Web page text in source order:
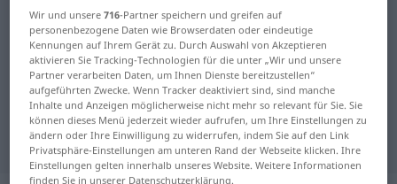
Deutsch-Kroatisch Übersetzung für
"Kohlenstoff"
"Kohlenstoff" Kroatisch
Übersetzung
Wir und unsere716-Partner speichern und greifen auf
personenbezogene Daten wie Browserdaten oder eindeutige
Kennungen auf Ihrem Gerät zu. Durch Auswahl von Akzeptieren
aktivieren Sie Tracking-Technologien für die unter „Wir und unsere
Partner verarbeiten Daten, um Ihnen Dienste bereitzustellen“
aufgeführten Zwecke. Wenn Tracker deaktiviert sind, sind manche
Inhalte und Anzeigen möglicherweise nicht mehr so relevant für Sie. Sie
können dieses Menü jederzeit wieder aufrufen, um Ihre Einstellungen zu
ändern oder Ihre Einwilligung zu widerrufen, indem Sie auf den Link
Privatsphäre-Einstellungen am unteren Rand der Webseite klicken. Ihre
Einstellungen gelten innerhalb unseres Website. Weitere Informationen
finden Sie in unserer Datenschutzerklärung.